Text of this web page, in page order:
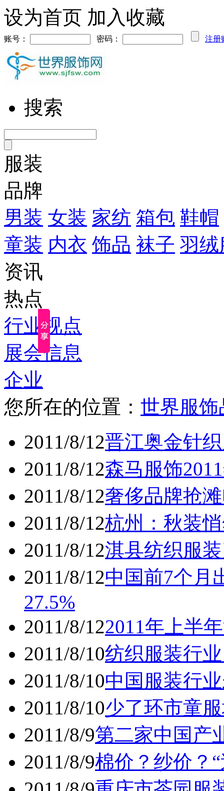
设为首页 加入收藏
账号： 密码： 注册
搜索
服装
品牌
男装 女装 家纺 箱包 鞋帽
童装 内衣 饰品 袜子 羽绒
资讯
热点
行业视点
展会信息
企业
您所在的位置： 世界服饰
2011/8/12晋江奥金针
2011/8/12森马服饰
2011/8/12奢侈品牌抢
2011/8/12杭州：秋装
2011/8/12淇县纺织服
2011/8/12中国前7个月
27.5%
2011/8/122011年上半
2011/8/10纺织服装行
2011/8/10中国服装行
2011/8/10少了环市童
2011/8/9第二家中国产
2011/8/9棉价？纱价？